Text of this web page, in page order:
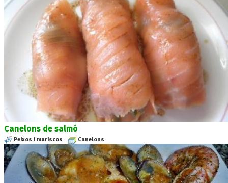
Canelons de salmó
Peixos i mariscos Canelons